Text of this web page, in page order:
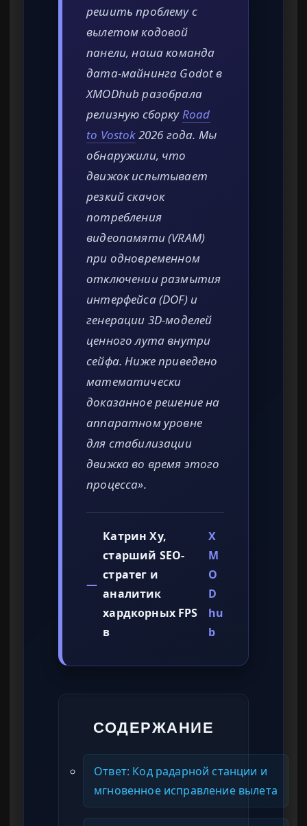
решить проблему с
вылетом кодовой
панели, наша команда
дата-майнинга Godot в
XMODhub разобрала
релизную сборкуRoad
to Vostok2026 года. Мы
обнаружили, что
движок испытывает
резкий скачок
потребления
видеопамяти (VRAM)
при одновременном
отключении размытия
интерфейса (DOF) и
генерации 3D-моделей
ценного лута внутри
сейфа. Ниже приведено
математически
доказанное решение на
аппаратном уровне
для стабилизации
движка во время этого
процесса».
—
Катрин Ху,
старший SEO-
стратег и
аналитик
хардкорных FPS
в
X
M
O
D
hu
b
СОДЕРЖАНИЕ
Ответ: Код радарной станции и
мгновенное исправление вылета